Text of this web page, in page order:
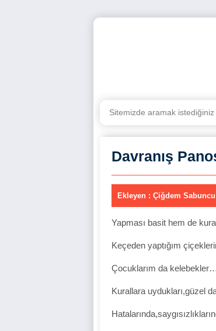
Davranış
Ekleyen : Çiğdem Sabuncu
Yapması basit hem de
Keçeden yaptığım
Çocuklarım da kelebekler…
Kurallara uydukları,güzel